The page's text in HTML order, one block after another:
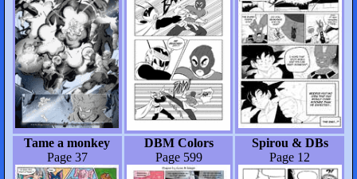
Tame a monkey
Page 37
DBM Colors
Page 599
Spirou & DBs
Page 12